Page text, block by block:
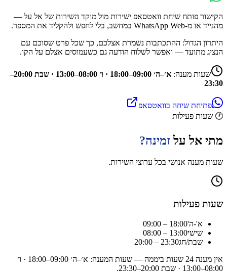
הקישור פותח שיחת וואטסאפ ישירות מול מוקד השירות של אל על —
מהנייד או מ-WhatsApp Web במחשב, בלי לחפש ולהקליד את המספר.
היתרון הגדול: ההתכתבות נשמרת אצלכם, כך שכל פרט שסוכם עם
הנציג מתועד — ואפשר לשלוח הודעה גם כשעמוסים אצלם על הקו.
שעות מענה:
א׳–ה׳ 09:00–18:00 · ו׳ 08:00–13:00 · שבת 20:00–
23:30
פתיחת שיחה בוואטסאפ
🕐 שעות פעילות
מתי אל על זמינה?
שעות מענה אנושי בכל ערוצי השירות.
שעות פעילות
א'-ה'09:00 – 18:00
שישי08:00 – 13:00
שבת/חג20:00 – 23:30
אין מענה 24 שעות ביממה — שעות המענה:
א׳–ה׳ 09:00–18:00 · ו׳
08:00–13:00 · שבת 20:00–23:30
.